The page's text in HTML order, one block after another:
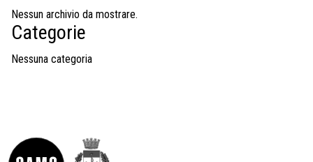
Nessun archivio da mostrare.
Categorie
Nessuna categoria